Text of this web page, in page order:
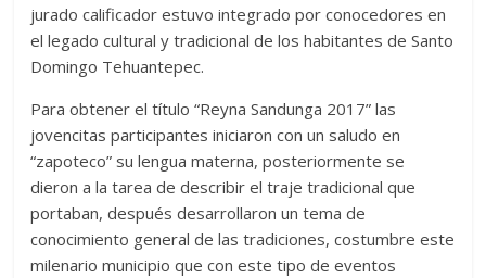
jurado calificador estuvo integrado por conocedores en
el legado cultural y tradicional de los habitantes de Santo
Domingo Tehuantepec.
Para obtener el título “Reyna Sandunga 2017” las
jovencitas participantes iniciaron con un saludo en
“zapoteco” su lengua materna, posteriormente se
dieron a la tarea de describir el traje tradicional que
portaban, después desarrollaron un tema de
conocimiento general de las tradiciones, costumbre este
milenario municipio que con este tipo de eventos